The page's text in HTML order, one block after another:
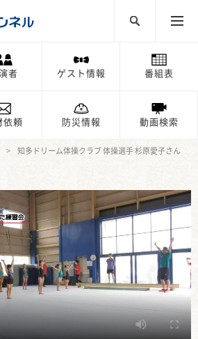
者 ゲスト情報 番組表
依頼 防災情報 動画検索
知多ドリーム体操クラブ 体操選手 杉原愛子さん